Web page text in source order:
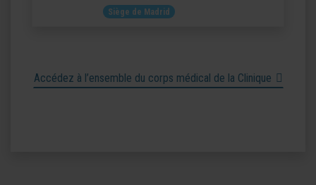
Siège de Madrid
Accédez à l’ensemble du corps médical de la Clinique